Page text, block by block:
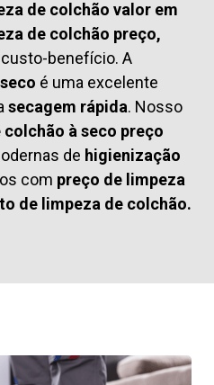
de colchão valor em
de colchão preço,
benefício. A
é uma excelente
secagem rápida. Nosso
à seco preço
de higienização
com preço de limpeza
de limpeza de colchão.